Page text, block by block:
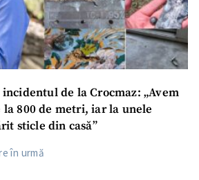
de la Crocmaz: „Avem
800 de metri, iar la unele
sticle din casă”
în urmă
titlu